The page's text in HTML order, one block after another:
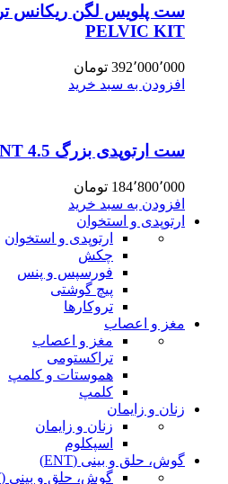
PELVIC KIT
392٬000٬000 تومان
افزودن به سبد خرید
ست ارتوپدی بزرگ 4.5 LARGE FRAGMENT
184٬800٬000 تومان
افزودن به سبد خرید
ارتوپدی و استخوان
ارتوپدی و استخوان
چکش
فورسپس و پنس
پیچ گوشتی
تروکارها
مغز و اعصاب
مغز و اعصاب
تراکستومی
هموستات و کلمپ
کلمپ
زنان و زایمان
زنان و زایمان
اسپکلوم
گوش، حلق و بینی (ENT)
گوش، حلق و بینی (ENT)